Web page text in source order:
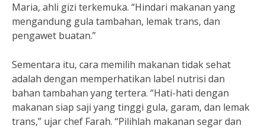
Maria, ahli gizi terkemuka. “Hindari makanan yang
mengandung gula tambahan, lemak trans, dan
pengawet buatan.”
Sementara itu, cara memilih makanan tidak sehat
adalah dengan memperhatikan label nutrisi dan
bahan tambahan yang tertera. “Hati-hati dengan
makanan siap saji yang tinggi gula, garam, dan lemak
trans,” ujar chef Farah. “Pilihlah makanan segar dan